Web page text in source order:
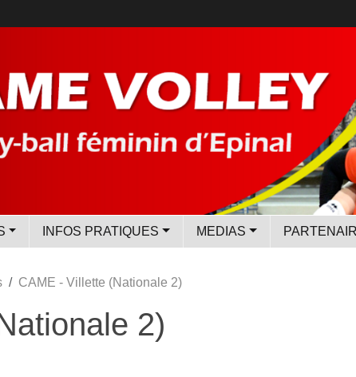
INFOS PRATIQUES MEDIAS
CAME - Villette (Nationale 2)
2)